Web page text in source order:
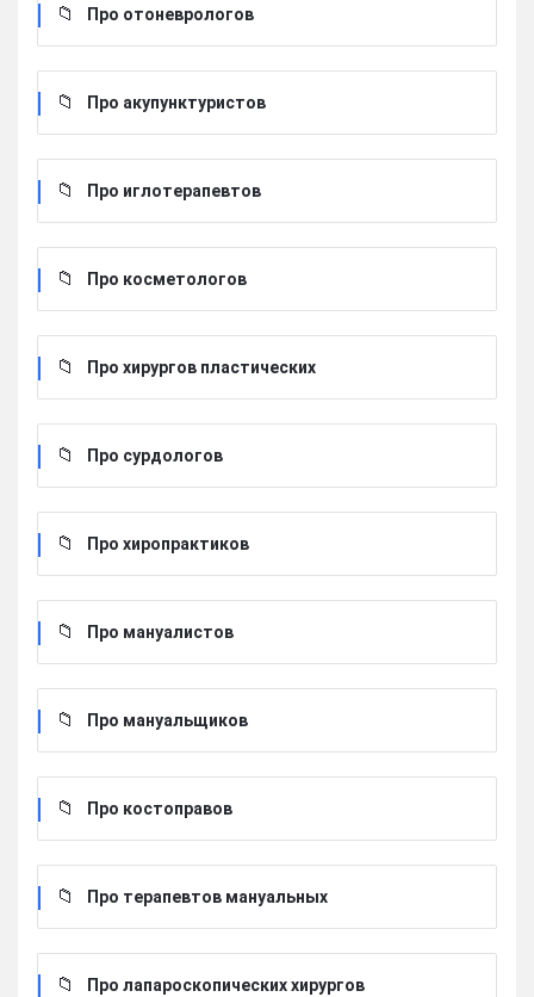
Про отоневрологов
Про акупунктуристов
Про иглотерапевтов
Про косметологов
Про хирургов пластических
Про сурдологов
Про хиропрактиков
Про мануалистов
Про мануальщиков
Про костоправов
Про терапевтов мануальных
Про лапароскопических хирургов